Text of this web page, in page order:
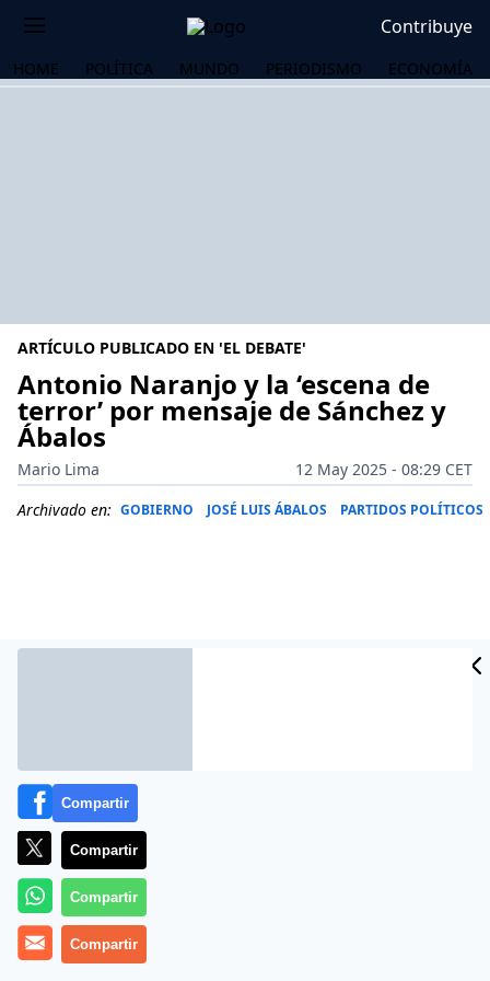
Contribuye
HOME POLÍTICA MUNDO PERIODISMO ECONOMÍA
ARTÍCULO PUBLICADO EN 'EL DEBATE'
Antonio Naranjo y la ‘escena de
terror’ por mensaje de Sánchez y
Ábalos
Mario Lima
12 May 2025 - 08:29 CET
Archivado en: GOBIERNO JOSÉ LUIS ÁBALOS PARTIDOS POLÍTICOS
Más información
Compartir
Compartir
Compartir
Compartir